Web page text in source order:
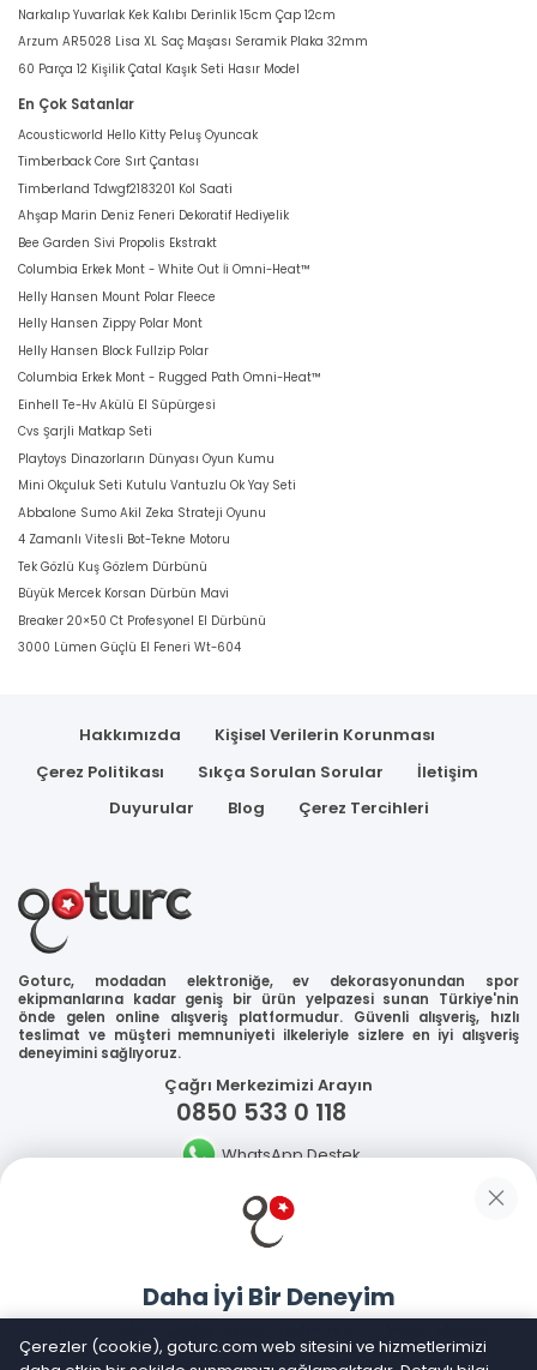
Narkalıp Yuvarlak Kek Kalıbı Derinlik 15cm Çap 12cm
Arzum AR5028 Lisa XL Saç Maşası Seramik Plaka 32mm
60 Parça 12 Kişilik Çatal Kaşık Seti Hasır Model
En Çok Satanlar
Acousticworld Hello Kitty Peluş Oyuncak
Timberback Core Sırt Çantası
Timberland Tdwgf2183201 Kol Saati
Ahşap Marin Deniz Feneri Dekoratif Hediyelik
Bee Garden Sivi Propolis Ekstrakt
Columbia Erkek Mont - White Out İi Omni-Heat™
Helly Hansen Mount Polar Fleece
Helly Hansen Zippy Polar Mont
Helly Hansen Block Fullzip Polar
Columbia Erkek Mont - Rugged Path Omni-Heat™
Einhell Te-Hv Akülü El Süpürgesi
Cvs Şarjli Matkap Seti
Playtoys Dinazorların Dünyası Oyun Kumu
Mini Okçuluk Seti Kutulu Vantuzlu Ok Yay Seti
Abbalone Sumo Akil Zeka Strateji Oyunu
4 Zamanlı Vitesli Bot-Tekne Motoru
Tek Gözlü Kuş Gözlem Dürbünü
Büyük Mercek Korsan Dürbün Mavi
Breaker 20×50 Ct Profesyonel El Dürbünü
3000 Lümen Güçlü El Feneri Wt-604
Hakkımızda
Kişisel Verilerin Korunması
Çerez Politikası
Sıkça Sorulan Sorular
İletişim
Duyurular
Blog Çerez Tercihleri
Goturc, modadan elektroniğe, ev dekorasyonundan spor
ekipmanlarına kadar geniş bir ürün yelpazesi sunan Türkiye'nin
önde gelen online alışveriş platformudur. Güvenli alışveriş, hızlı
teslimat ve müşteri memnuniyeti ilkeleriyle sizlere en iyi alışveriş
deneyimini sağlıyoruz.
Çağrı Merkezimizi Arayın
0850 533 0 118
WhatsApp Destek
Güvenliğiniz
Sosyal Medya
Daha İyi Bir Deneyim
Goturc mobil uygulamasıyla daha hızlı ve kolay alışveriş
yapın
Çerezler (cookie), goturc.com web sitesini ve hizmetlerimizi